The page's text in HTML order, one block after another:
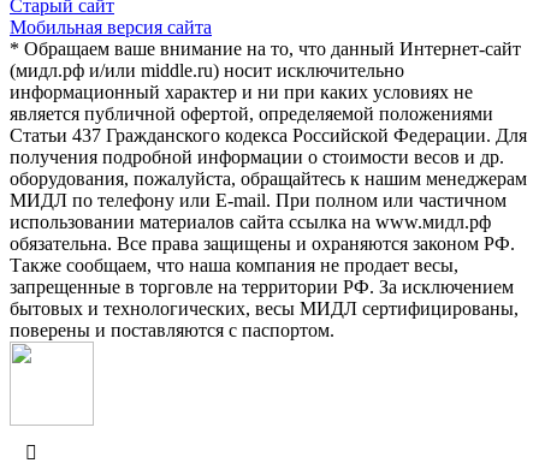
Старый сайт
Мобильная версия сайта
* Обращаем ваше внимание на то, что данный Интернет-сайт
(мидл.рф и/или middle.ru) носит исключительно
информационный характер и ни при каких условиях не
является публичной офертой, определяемой положениями
Статьи 437 Гражданского кодекса Российской Федерации. Для
получения подробной информации о стоимости весов и др.
оборудования, пожалуйста, обращайтесь к нашим менеджерам
МИДЛ по телефону или E-mail. При полном или частичном
использовании материалов сайта ссылка на www.мидл.рф
обязательна. Все права защищены и охраняются законом РФ.
Также сообщаем, что наша компания не продает весы,
запрещенные в торговле на территории РФ. За исключением
бытовых и технологических, весы МИДЛ сертифицированы,
поверены и поставляются с паспортом.